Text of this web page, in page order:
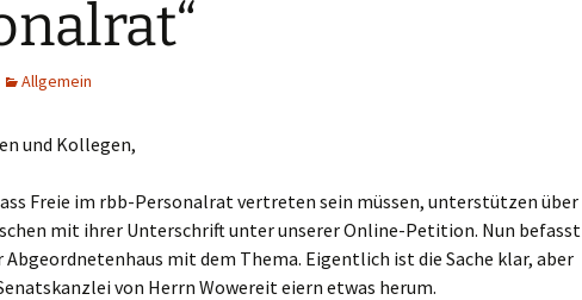
Allgemein
und Kollegen,
Freie im rbb-Personalrat vertreten sein müssen, unterstützen über
mit ihrer Unterschrift unter unserer Online-Petition. Nun befasst
Abgeordnetenhaus mit dem Thema. Eigentlich ist die Sache klar, aber
von Herrn Wowereit eiern etwas herum.